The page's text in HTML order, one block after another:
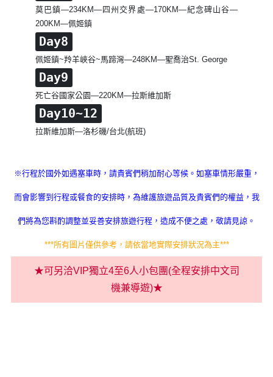
莫巴鎮—234KM—四州交界處—170KM—紀念碑山谷—
200KM—佩姬鎮
Day8
佩姬鎮~羚羊峽谷~馬蹄灣—248KM—聖喬治St. George
Day9
死亡谷國家公園—220KM—拉斯維加斯
Day10~12
拉斯維加斯—洛杉磯/台北(航班)
※行程於國外如遇塞車時，請貴賓們稍加耐心等候。如塞車情形嚴重，
而會影響到行程或餐食的安排時， 為維護旅遊品質及貴賓們的權益，我
們將為您斟酌調整並妥善安排旅遊行程，造成不便之處，敬請見諒。
***所有圖片僅供參考，請依當地實際安排狀況為主***
★可另洽VIP獨立4至6人小包團(全程安排中文司
機兼導遊)★